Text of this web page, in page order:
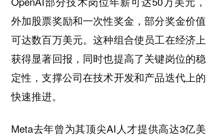
外加股票奖励和一次性奖金，部分奖金价值
可达数百万美元。这种组合使员工在经济上
获得显著回报，同时也提高了关键岗位的稳
定性，支撑公司在技术开发和产品迭代上的
快速推进。
Meta去年曾为其顶尖AI人才提供高达3亿美